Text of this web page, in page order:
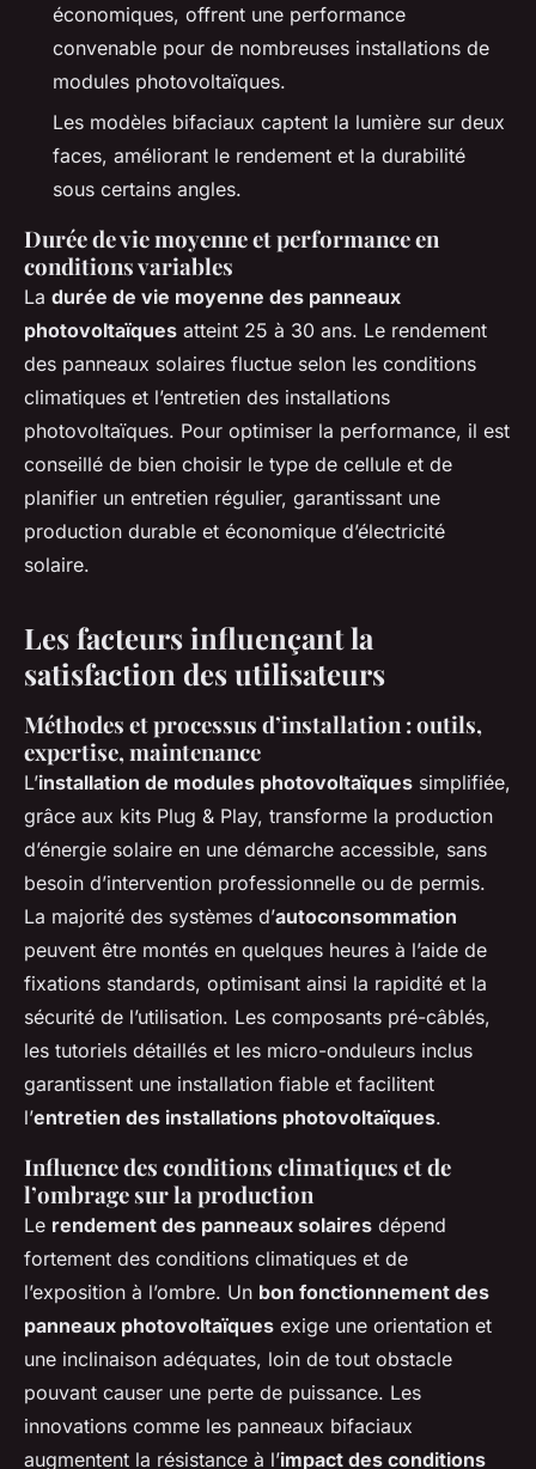
économiques, offrent une performance
convenable pour de nombreuses installations de
modules photovoltaïques.
Les modèles bifaciaux captent la lumière sur deux
faces, améliorant le rendement et la durabilité
sous certains angles.
Durée de vie moyenne et performance en
conditions variables
La durée de vie moyenne des panneaux
photovoltaïques atteint 25 à 30 ans. Le rendement
des panneaux solaires fluctue selon les conditions
climatiques et l’entretien des installations
photovoltaïques. Pour optimiser la performance, il est
conseillé de bien choisir le type de cellule et de
planifier un entretien régulier, garantissant une
production durable et économique d’électricité
solaire.
Les facteurs influençant la
satisfaction des utilisateurs
Méthodes et processus d’installation : outils,
expertise, maintenance
L’installation de modules photovoltaïques simplifiée,
grâce aux kits Plug & Play, transforme la production
d’énergie solaire en une démarche accessible, sans
besoin d’intervention professionnelle ou de permis.
La majorité des systèmes d’autoconsommation
peuvent être montés en quelques heures à l’aide de
fixations standards, optimisant ainsi la rapidité et la
sécurité de l’utilisation. Les composants pré-câblés,
les tutoriels détaillés et les micro-onduleurs inclus
garantissent une installation fiable et facilitent
l’entretien des installations photovoltaïques.
Influence des conditions climatiques et de
l’ombrage sur la production
Le rendement des panneaux solaires dépend
fortement des conditions climatiques et de
l’exposition à l’ombre. Un bon fonctionnement des
panneaux photovoltaïques exige une orientation et
une inclinaison adéquates, loin de tout obstacle
pouvant causer une perte de puissance. Les
innovations comme les panneaux bifaciaux
augmentent la résistance à l’impact des conditions